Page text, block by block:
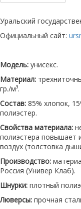
Уральский
Официальный сайт:
Модель: унисекс.
Материал:
гр./м³.
Состав: 85% хлопок,
полиэстер.
Свойства материала:
полиэстера повышает
воздух (толстовка
Производство:
Россия (Универ Клаб).
Шнурки: плотный
Люверсы: прочная